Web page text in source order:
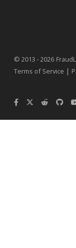
© 2013 - 2026
Terms of Service |